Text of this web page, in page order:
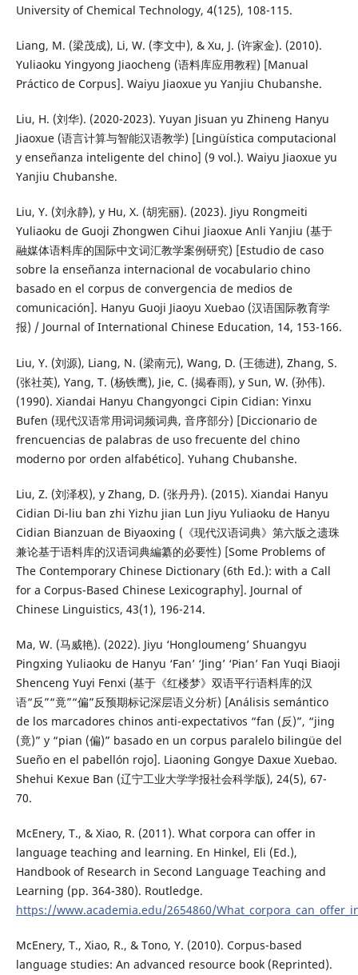
University of Chemical Technology, 4(125), 108-115.
Liang, M. (梁茂成), Li, W. (李文中), & Xu, J. (许家金). (2010).
Yuliaoku Yingyong Jiaocheng (语料库应用教程) [Manual
Práctico de Corpus]. Waiyu Jiaoxue yu Yanjiu Chubanshe.
Liu, H. (刘华). (2020-2023). Yuyan Jisuan yu Zhineng Hanyu
Jiaoxue (语言计算与智能汉语教学) [Lingüística computacional
y enseñanza inteligente del chino] (9 vol.). Waiyu Jiaoxue yu
Yanjiu Chubanshe.
Liu, Y. (刘永静), y Hu, X. (胡宪丽). (2023). Jiyu Rongmeiti
Yuliaoku de Guoji Zhongwen Cihui Jiaoxue Anli Yanjiu (基于
融媒体语料库的国际中文词汇教学案例研究) [Estudio de caso
sobre la enseñanza internacional de vocabulario chino
basado en el corpus de convergencia de medios de
comunicación]. Hanyu Guoji Jiaoyu Xuebao (汉语国际教育学
报) / Journal of International Chinese Education, 14, 153-166.
Liu, Y. (刘源), Liang, N. (梁南元), Wang, D. (王德进), Zhang, S.
(张社英), Yang, T. (杨铁鹰), Jie, C. (揭春雨), y Sun, W. (孙伟).
(1990). Xiandai Hanyu Changyongci Cipin Cidian: Yinxu
Bufen (现代汉语常用词词频词典, 音序部分) [Diccionario de
frencuencias de palabras de uso frecuente del chino
moderno por orden alfabético]. Yuhang Chubanshe.
Liu, Z. (刘泽权), y Zhang, D. (张丹丹). (2015). Xiandai Hanyu
Cidian Di-liu ban zhi Yizhu jian Lun Jiyu Yuliaoku de Hanyu
Cidian Bianzuan de Biyaoxing (《现代汉语词典》第六版之遗珠
兼论基于语料库的汉语词典編纂的必要性) [Some Problems of
The Contemporary Chinese Dictionary (6th Ed.): with a Call
for a Corpus-Based Chinese Lexicography]. Journal of
Chinese Linguistics, 43(1), 196-214.
Ma, W. (马威艳). (2022). Jiyu ‘Hongloumeng’ Shuangyu
Pingxing Yuliaoku de Hanyu ‘Fan’ ‘Jing’ ‘Pian’ Fan Yuqi Biaoji
Shenceng Yuyi Fenxi (基于《红楼梦》双语平行语料库的汉
语“反”“竟”“偏”反预期标记深层语义分析) [Análisis semántico
de los marcadores chinos anti-expectativos “fan (反)”, “jing
(竟)” y “pian (偏)” basado en un corpus paralelo bilingüe del
Sueño en el pabellón rojo]. Liaoning Gongye Daxue Xuebao.
Shehui Kexue Ban (辽宁工业大学学报社会科学版), 24(5), 67-
70.
McEnery, T., & Xiao, R. (2011). What corpora can offer in
language teaching and learning. En Hinkel, Eli (Ed.),
Handbook of Research in Second Language Teaching and
Learning (pp. 364-380). Routledge.
https://www.academia.edu/2654860/
McEnery, T., Xiao, R., & Tono, Y. (2010). Corpus-based
language studies: An advanced resource book (Reprinted).